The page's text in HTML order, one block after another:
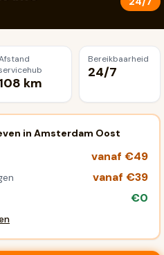
108 km
Bereikbaarheid
24/7
in Amsterdam Oost
vanaf €49
vanaf €39
€0